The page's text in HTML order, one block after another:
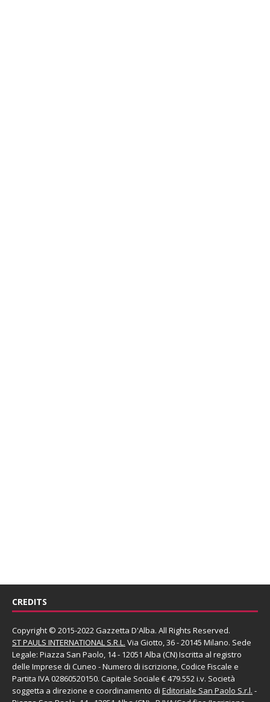
CREDITS
Copyright © 2015-2022 Gazzetta D'Alba. All Rights Reserved.
ST PAULS INTERNATIONAL S.R.L. Via Giotto, 36 - 20145 Milano. Sede
Legale: Piazza San Paolo, 14 - 12051 Alba (CN) Iscritta al registro
delle Imprese di Cuneo - Numero di iscrizione, Codice Fiscale e
Partita IVA 02860520150. Capitale Sociale € 479.552 i.v. Società
soggetta a direzione e coordinamento di Editoriale San Paolo S.r.l. -